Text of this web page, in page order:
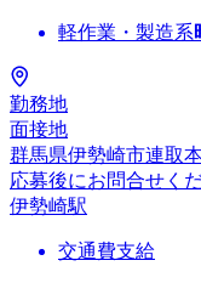
軽作業・製造系
勤務地
面接地
群馬県伊勢崎市連取
応募後にお問合せく
伊勢崎駅
交通費支給